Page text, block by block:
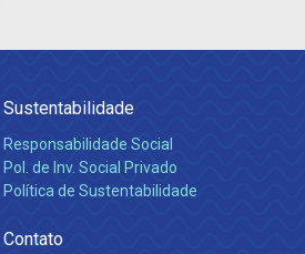
Sustentabilidade
Responsabilidade Social
Pol. de Inv. Social Privado
Política de Sustentabilidade
Contato